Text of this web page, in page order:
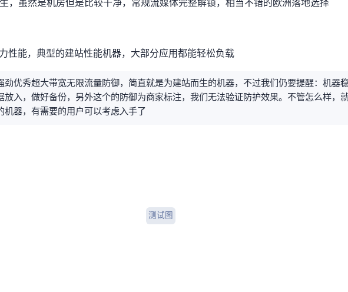
IP，虽然是机房IP但是比较“干净”，常规流媒体完整解锁，相当不错的欧洲落地选择
搭配强力IO性能，典型的建站性能机器，大部分应用都能轻松负载
优秀+超大带宽+无限流量+DDOS防御，简直就是为建站而生的机器，不过我们仍要提醒：机器
放入，做好备份，另外这个30Tbps+的DDOS防御为商家标注，我们无法验证防护效果。不管怎么样
机器，有需要的用户可以考虑入手了
Speedtest测试图